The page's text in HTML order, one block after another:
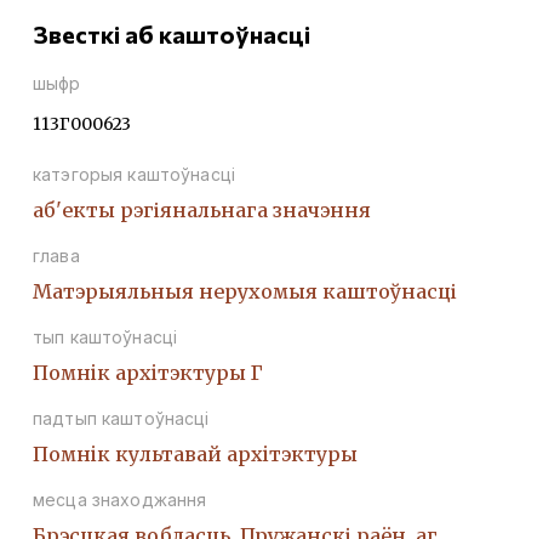
Звесткі аб каштоўнасці
шыфр
113Г000623
катэгорыя каштоўнасці
аб'екты рэгіянальнага значэння
глава
Матэрыяльныя нерухомыя каштоўнасці
тып каштоўнасці
Помнiк архiтэктуры Г
падтып каштоўнасці
Помнiк культавай архiтэктуры
месца знаходжання